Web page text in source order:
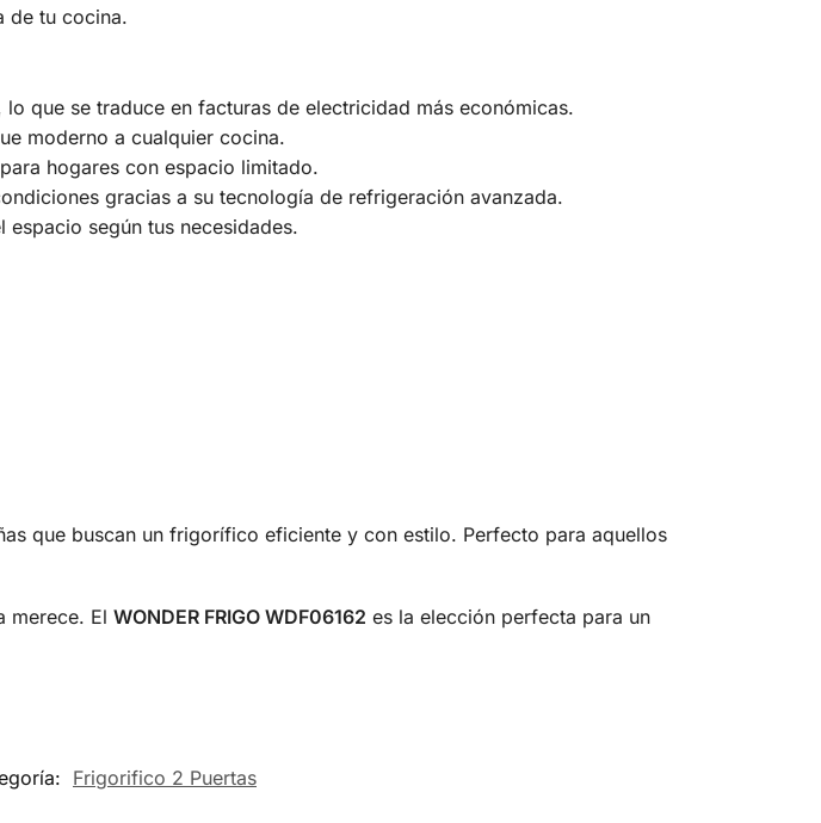
de tu cocina.
que se traduce en facturas de electricidad más económicas.
moderno a cualquier cocina.
hogares con espacio limitado.
gracias a su tecnología de refrigeración avanzada.
espacio según tus necesidades.
que buscan un frigorífico eficiente y con estilo. Perfecto para aquellos
merece. El WONDER FRIGO WDF06162 es la elección perfecta para un
Frigorifico 2 Puertas